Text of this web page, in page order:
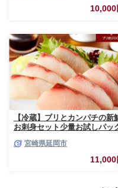
10,000
【冷蔵】ブリとカンパチの新
お刺身セット少量お試しパッ
宮崎県延岡市
11,000